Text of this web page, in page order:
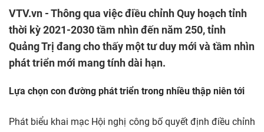
VTV.vn - Thông qua việc điều chỉnh Quy hoạch tỉnh
thời kỳ 2021-2030 tầm nhìn đến năm 250, tỉnh
Quảng Trị đang cho thấy một tư duy mới và tầm nhìn
phát triển mới mang tính dài hạn.
Lựa chọn con đường phát triển trong nhiều thập niên tới
Phát biểu khai mạc Hội nghị công bố quyết định điều chỉnh